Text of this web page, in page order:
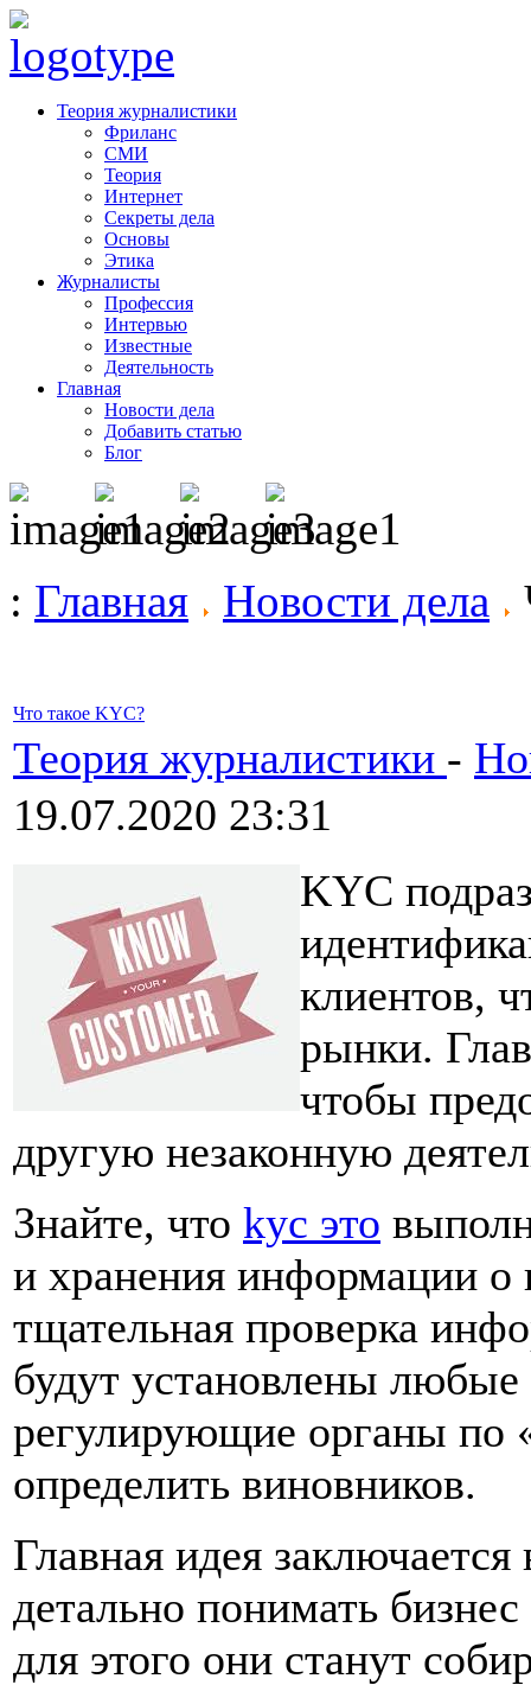
Теория журналистики
Фриланс
СМИ
Теория
Интернет
Секреты дела
Основы
Этика
Журналисты
Профессия
Интервью
Известные
Деятельность
Главная
Новости дела
Добавить статью
Блог
: Главная Новости дела
Что такое KYC?
Теория журналистики -
19.07.2020 23:31
KYC
клиентов,
рынки.
чтобы
другую незаконную
Знайте, что kyc это
и хранения информации о
тщательная проверка
будут установлены
регулирующие органы по
определить виновников.
Главная идея
детально понимать
для этого они станут